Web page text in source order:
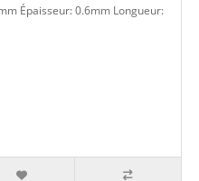
Épaisseur: 0.6mm Longueur: